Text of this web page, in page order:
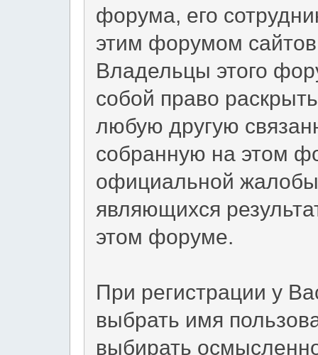
форума, его
этим форумом
Владельцы этого
собой право
любую другую
собранную на этом
официальной жалобы
являющихся
этом форуме.
При регистрации у
выбрать имя
выбирать